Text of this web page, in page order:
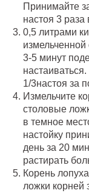
Принимайте
настоя 3 раза
0,5 литрами
3-5 минут
1/3настоя за
Измельчите
столовые
в темное
настойку
день за 20
растирать
Корень
ложки корней